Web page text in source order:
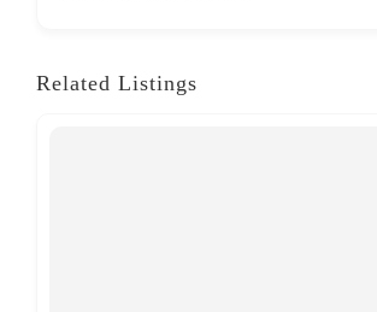
Related Listings